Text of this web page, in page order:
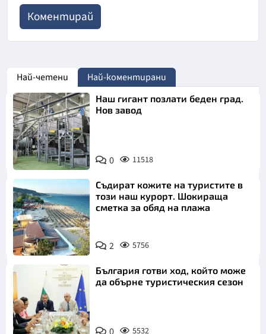
Най-четени Най-коментирани
Наш гигант позлати беден град.
Нов завод
0 11518
Съдират кожите на туристите в
този наш курорт. Шокираща
сметка за обяд на плажа
2 5756
България готви ход, който може
да обърне туристическия сезон
5532